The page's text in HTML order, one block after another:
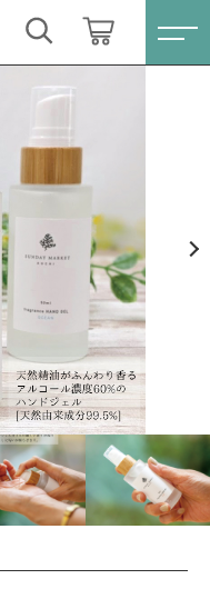
ェル（土佐ヒノキ配合）
）
ける
る
ズ
粉
鹸
）シリーズ
・歯磨き粉
鹸
チ
バッグ
索